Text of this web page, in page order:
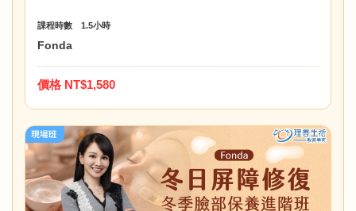
課程時數 1.5小時
Fonda
價格 NT$1,580